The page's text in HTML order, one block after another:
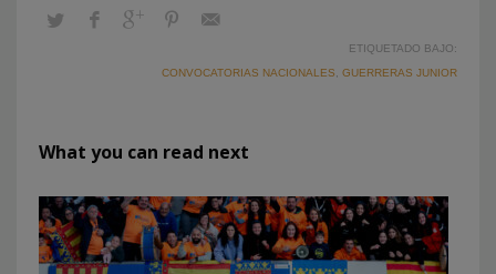
ETIQUETADO BAJO:
CONVOCATORIAS NACIONALES
GUERRERAS JUNIOR
What you can read next